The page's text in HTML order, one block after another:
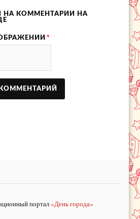
НА КОММЕНТАРИИ НА
*
портал «День города»